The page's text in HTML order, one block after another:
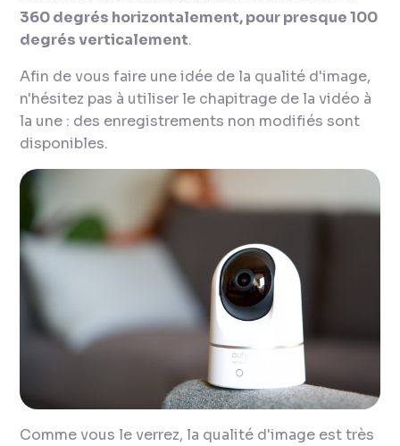
360 degrés horizontalement, pour presque 100
degrés verticalement.
Afin de vous faire une idée de la qualité d'image,
n'hésitez pas à utiliser le chapitrage de la vidéo à
la une : des enregistrements non modifiés sont
disponibles.
Comme vous le verrez, la qualité d'image est très